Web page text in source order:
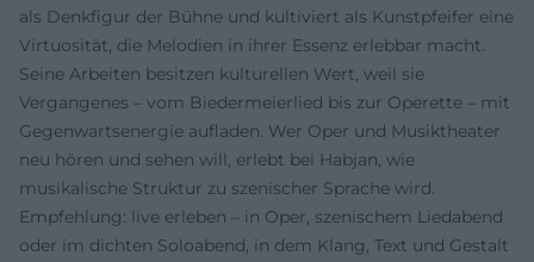
als Denkfigur der Bühne und kultiviert als Kunstpfeifer eine
Virtuosität, die Melodien in ihrer Essenz erlebbar macht.
Seine Arbeiten besitzen kulturellen Wert, weil sie
Vergangenes – vom Biedermeierlied bis zur Operette – mit
Gegenwartsenergie aufladen. Wer Oper und Musiktheater
neu hören und sehen will, erlebt bei Habjan, wie
musikalische Struktur zu szenischer Sprache wird.
Empfehlung: live erleben – in Oper, szenischem Liedabend
oder im dichten Soloabend, in dem Klang, Text und Gestalt